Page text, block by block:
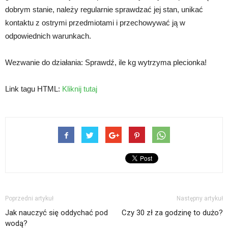
dobrym stanie, należy regularnie sprawdzać jej stan, unikać
kontaktu z ostrymi przedmiotami i przechowywać ją w
odpowiednich warunkach.
Wezwanie do działania: Sprawdź, ile kg wytrzyma plecionka!
Link tagu HTML: Kliknij tutaj
Poprzedni artykuł
Jak nauczyć się oddychać pod
wodą?
Następny artykuł
Czy 30 zł za godzinę to dużo?